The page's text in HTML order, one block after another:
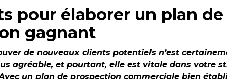
pour élaborer un plan de
gagnant
de nouveaux clients potentiels n’est
agréable, et pourtant, elle est vitale dans votre
un plan de prospection commerciale bien